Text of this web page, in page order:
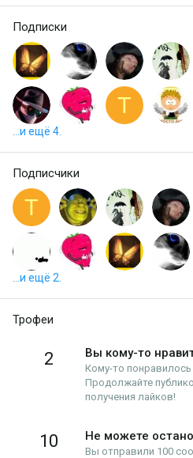
Подписки
T
...и ещё 4.
Подписчики
T
...и ещё 2.
Трофеи
2 Вы кому-то
Кому-то
Продолжайте
получения лайков!
10 Не можете
Вы отправили 100